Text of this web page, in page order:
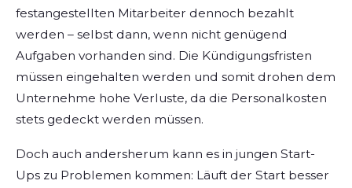
festangestellten Mitarbeiter dennoch bezahlt
werden – selbst dann, wenn nicht genügend
Aufgaben vorhanden sind. Die Kündigungsfristen
müssen eingehalten werden und somit drohen dem
Unternehme hohe Verluste, da die Personalkosten
stets gedeckt werden müssen.
Doch auch andersherum kann es in jungen Start-
Ups zu Problemen kommen: Läuft der Start besser